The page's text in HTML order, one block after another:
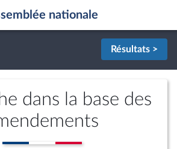
nationale
Résultats >
dans la base des